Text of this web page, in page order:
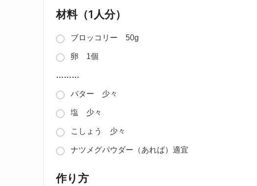
材料（1人分）
ブロッコリー 50g
卵 1個
………
バター 少々
塩 少々
こしょう 少々
ナツメグパウダー（あれば）適宜
作り方